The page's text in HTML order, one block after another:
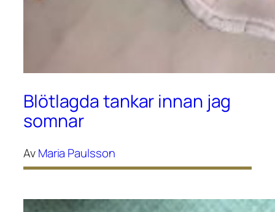
Blötlagda tankar innan jag
somnar
AvMaria Paulsson